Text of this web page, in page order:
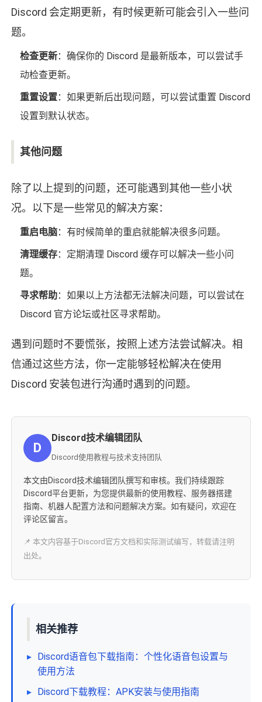
Discord 会定期更新，有时候更新可能会引入一些问
题。
检查更新：确保你的 Discord 是最新版本，可以尝试手
动检查更新。
重置设置：如果更新后出现问题，可以尝试重置 Discord
设置到默认状态。
其他问题
除了以上提到的问题，还可能遇到其他一些小状
况。以下是一些常见的解决方案：
重启电脑：有时候简单的重启就能解决很多问题。
清理缓存：定期清理 Discord 缓存可以解决一些小问
题。
寻求帮助：如果以上方法都无法解决问题，可以尝试在
Discord 官方论坛或社区寻求帮助。
遇到问题时不要慌张，按照上述方法尝试解决。相
信通过这些方法，你一定能够轻松解决在使用
Discord 安装包进行沟通时遇到的问题。
D
Discord技术编辑团队
Discord使用教程与技术支持团队
本文由Discord技术编辑团队撰写和审核。我们持续跟踪
Discord平台更新，为您提供最新的使用教程、服务器搭建
指南、机器人配置方法和问题解决方案。如有疑问，欢迎在
评论区留言。
📌 本文内容基于Discord官方文档和实际测试编写，转载请注明
出处。
相关推荐
▸ Discord语音包下载指南：个性化语音包设置与
使用方法
▸ Discord下载教程：APK安装与使用指南